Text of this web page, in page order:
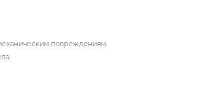
повреждениям.